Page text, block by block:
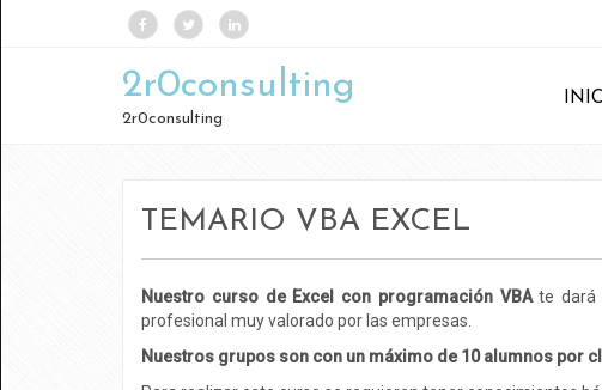
2r0consulting
2r0consulting
TEMARIO VBA EXCEL
Nuestro curso de Excel con programación VBAte dará
profesional muy valorado por las empresas.
Nuestros grupos son con un máximo de 10 alumnos por